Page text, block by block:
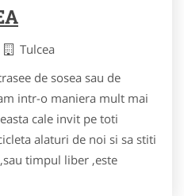
Tulcea
de sosea sau de
intr-o maniera mult mai
cale invit pe toti
alaturi de noi si sa stiti
timpul liber ,este